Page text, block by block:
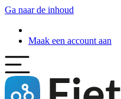
Ga naar de inhoud
Maak een account aan